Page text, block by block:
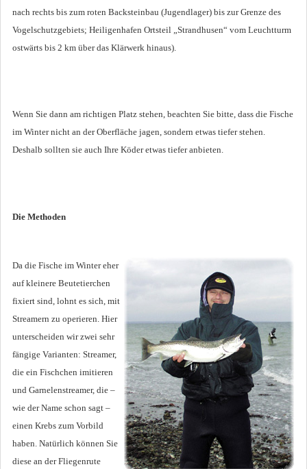
nach rechts bis zum roten Backsteinbau (Jugendlager) bis zur Grenze des
Vogelschutzgebiets; Heiligenhafen Ortsteil „Strandhusen“ vom Leuchtturm
ostwärts bis 2 km über das Klärwerk hinaus).
Wenn Sie dann am richtigen Platz stehen, beachten Sie bitte, dass die Fische
im Winter nicht an der Oberfläche jagen, sondern etwas tiefer stehen.
Deshalb sollten sie auch Ihre Köder etwas tiefer anbieten.
Die Methoden
Da die Fische im Winter eher
auf kleinere Beutetierchen
fixiert sind, lohnt es sich, mit
Streamern zu operieren. Hier
unterscheiden wir zwei sehr
fängige Varianten: Streamer,
die ein Fischchen imitieren
und Garnelenstreamer, die –
wie der Name schon sagt –
einen Krebs zum Vorbild
haben. Natürlich können Sie
diese an der Fliegenrute